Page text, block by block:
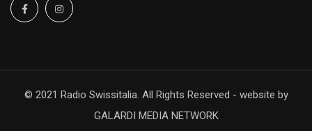
© 2021 Radio Swissitalia. All Rights Reserved - website by
GALARDI MEDIA NETWORK